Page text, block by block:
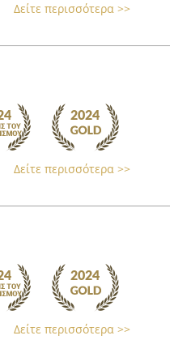
Δείτε περισσότερα >>
Δείτε περισσότερα >>
Δείτε περισσότερα >>